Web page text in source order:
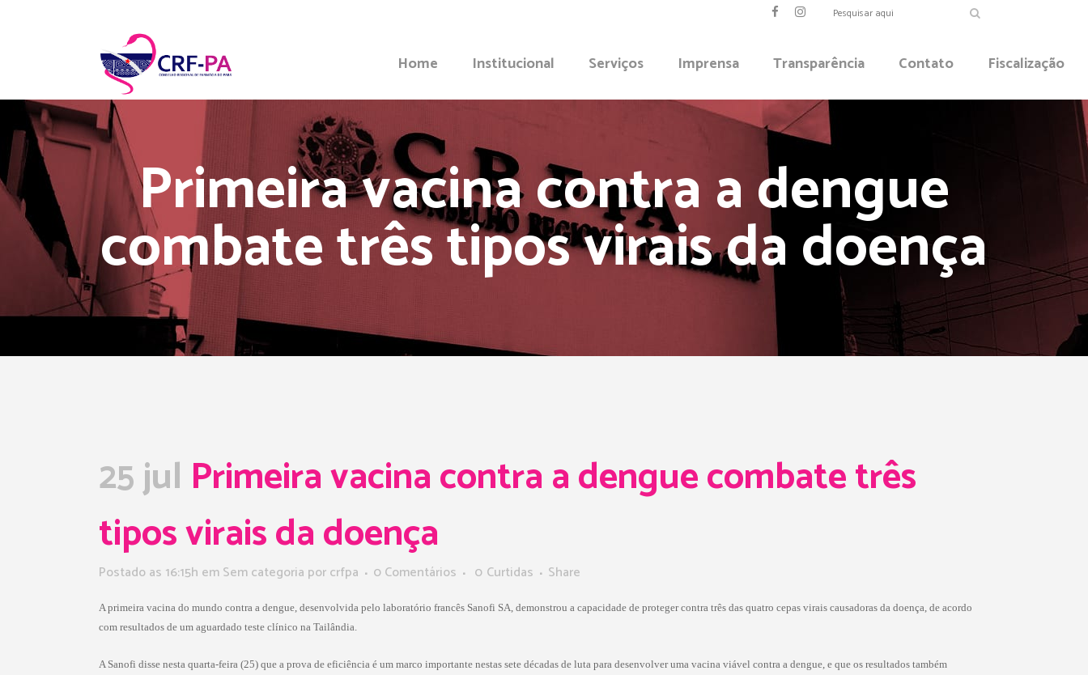
Home Institucional Serviços Imprensa Transparência Contato Fiscalização
Primeira vacina contra a dengue
combate três tipos virais da doença
25 jul Primeira vacina contra a dengue combate três
tipos virais da doença
Postado as 16:15h em Sem categoria porcrfpa 0 Comentários 0 Curtidas Share
A primeira vacina do mundo contra a dengue, desenvolvida pelo laboratório francês Sanofi SA, demonstrou a capacidade de proteger contra três das quatro cepas virais causadoras da doença, de acordo
com resultados de um aguardado teste clínico na Tailândia.
A Sanofi disse nesta quarta-feira (25) que a prova de eficiência é um marco importante nestas sete décadas de luta para desenvolver uma vacina viável contra a dengue, e que os resultados também